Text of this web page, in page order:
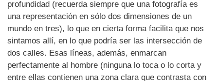
profundidad (recuerda siempre que una fotografía es
una representación en sólo dos dimensiones de un
mundo en tres), lo que en cierta forma facilita que nos
sintamos allí, en lo que podría ser las intersección de
dos calles. Esas líneas, además, enmarcan
perfectamente al hombre (ninguna lo toca o lo corta y
entre ellas contienen una zona clara que contrasta con